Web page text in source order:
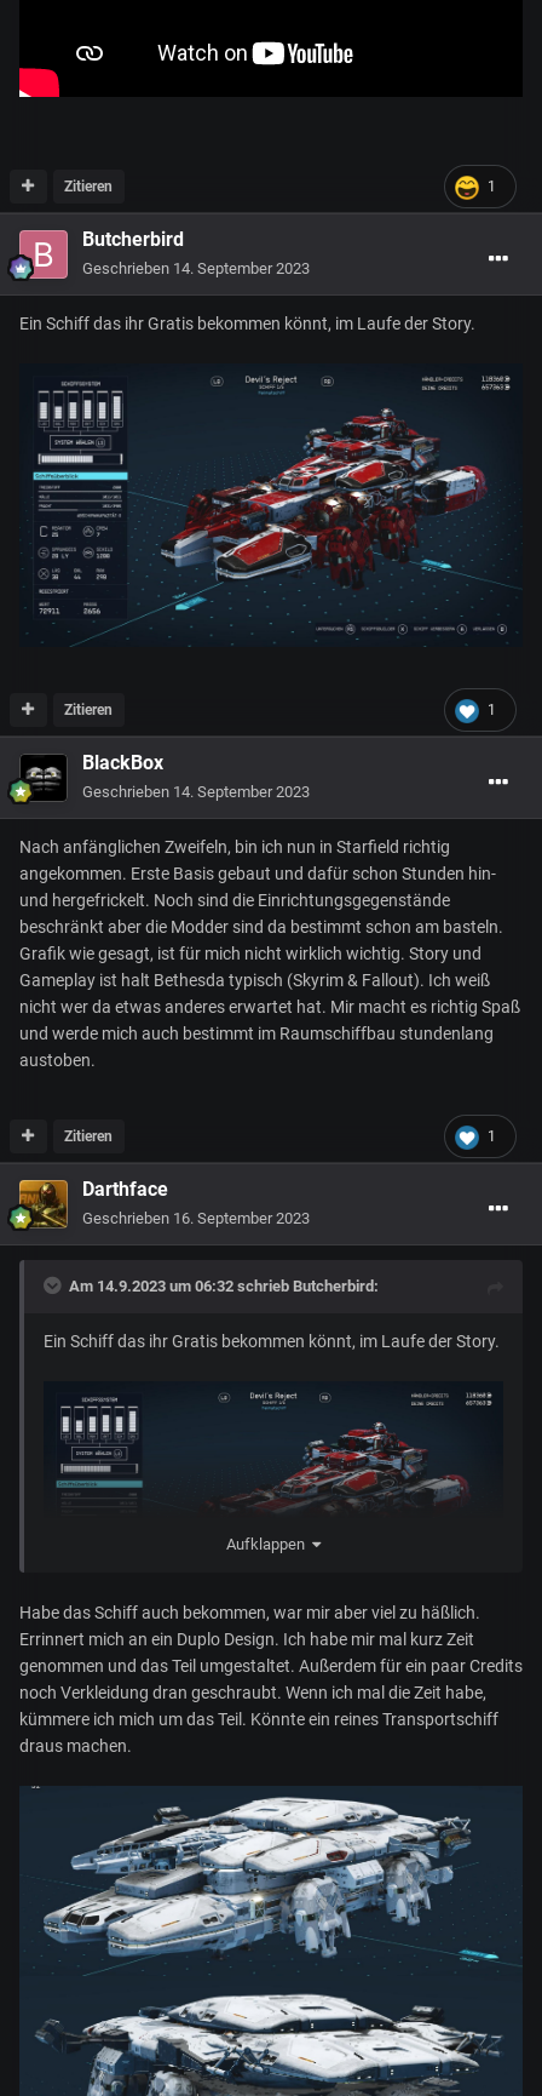
1
Zitieren
Butcherbird
Geschrieben 14. September 2023
Ein Schiff das ihr Gratis bekommen könnt, im Laufe der Story.
1
Zitieren
BlackBox
Geschrieben 14. September 2023
Nach anfänglichen Zweifeln, bin ich nun in Starfield richtig
angekommen. Erste Basis gebaut und dafür schon Stunden hin-
und hergefrickelt. Noch sind die Einrichtungsgegenstände
beschränkt aber die Modder sind da bestimmt schon am basteln.
Grafik wie gesagt, ist für mich nicht wirklich wichtig. Story und
Gameplay ist halt Bethesda typisch (Skyrim & Fallout). Ich weiß
nicht wer da etwas anderes erwartet hat. Mir macht es richtig Spaß
und werde mich auch bestimmt im Raumschiffbau stundenlang
austoben.
1
Zitieren
Darthface
Geschrieben 16. September 2023
Am 14.9.2023 um 06:32 schrieb Butcherbird :
Ein Schiff das ihr Gratis bekommen könnt, im Laufe der Story.
Aufklappen
Habe das Schiff auch bekommen, war mir aber viel zu häßlich.
Errinnert mich an ein Duplo Design. Ich habe mir mal kurz Zeit
genommen und das Teil umgestaltet. Außerdem für ein paar Credits
noch Verkleidung dran geschraubt. Wenn ich mal die Zeit habe,
kümmere ich mich um das Teil. Könnte ein reines Transportschiff
draus machen.